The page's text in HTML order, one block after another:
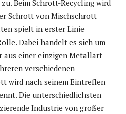
Beim Schrott-Recycling wird
Schrott von Mischschrott
spielt in erster Linie
Dabei handelt es sich um
aus einer einzigen Metallart
verschiedenen
wird nach seinem Eintreffen
Die unterschiedlichsten
Industrie von großer